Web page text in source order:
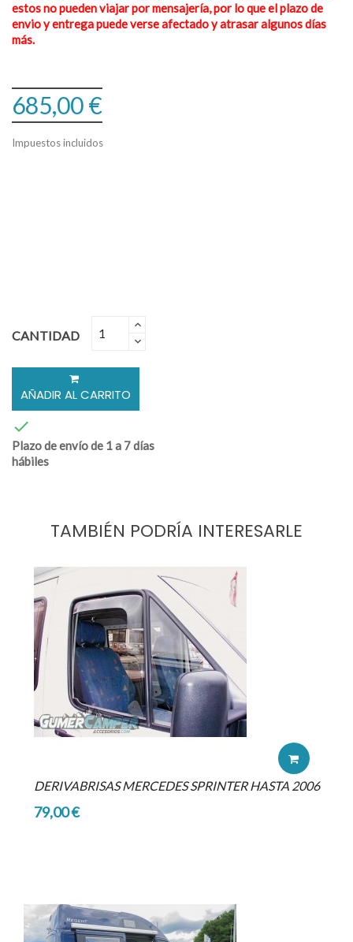
estos no pueden viajar por mensajería, por lo que el plazo de
envio y entrega puede verse afectado y atrasar algunos días
más.
685,00 €
Impuestos incluidos
CANTIDAD
AÑADIR AL CARRITO

Plazo de envío de 1 a 7 días
hábiles
TAMBIÉN PODRÍA INTERESARLE
DERIVABRISAS MERCEDES SPRINTER HASTA 2006
79,00 €